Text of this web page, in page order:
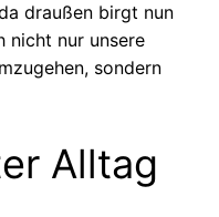
draußen birgt nun
nicht nur unsere
sondern
Alltag